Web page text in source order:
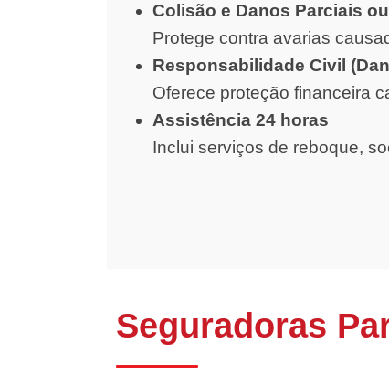
Colisão e Danos Parciais
Protege contra avarias
Responsabilidade Civil
Oferece proteção financeira
Assistência 24 horas
Inclui serviços de reboque,
Seguradoras